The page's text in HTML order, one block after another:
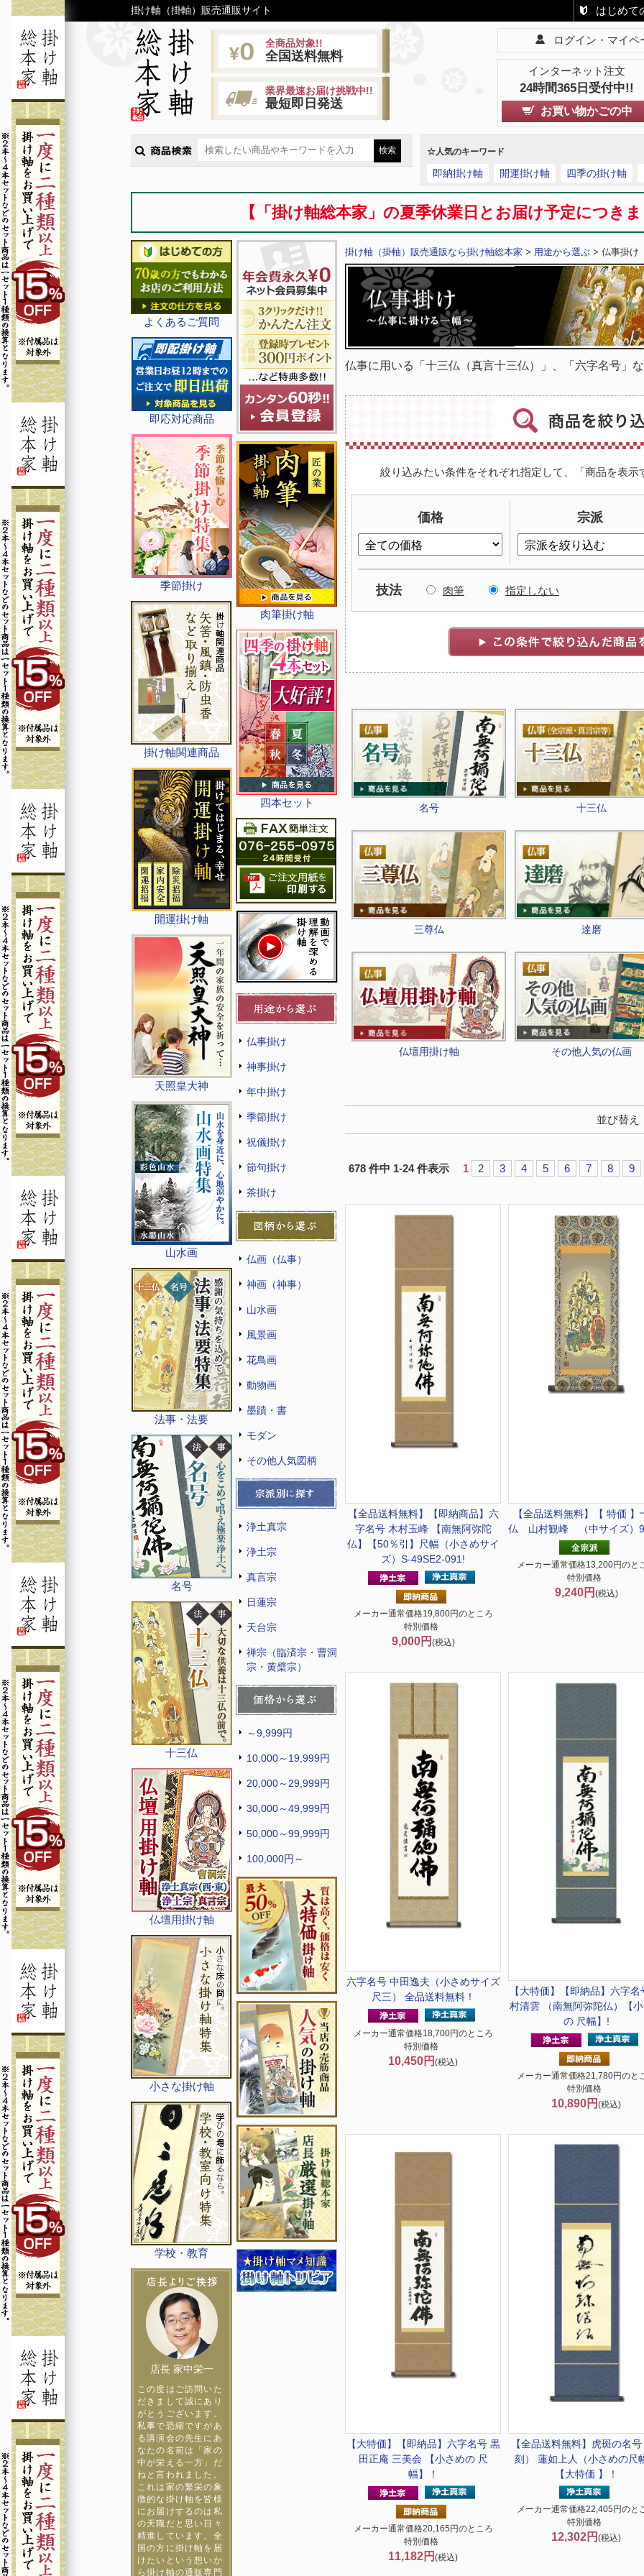
掛け軸（掛軸）販売通販サイト はじめて
全商品対象!!
全国送料無料
業界最速お届け挑戦中!!
最短即日発送
ログイン・マイペ
インターネット注文
24時間365日受付中!!
お買い物かごの中
☆人気のキーワード
即納掛け軸 開運掛け軸 四季の掛け軸
【「掛け軸総本家」の夏季休業日とお届け予定につ
よくあるご質問
即応対応商品
季節掛け
掛け軸関連商品
開運掛け軸
天照皇大神
山水画
法事・法要
名号
十三仏
仏壇用掛け軸
小さな掛け軸
学校・教育
店長 家中栄一
この度はご訪問いた
だきまして誠にあり
がとうございます。
私事で恐縮ですがあ
る講演会の先生にあ
なたの名前は「家の
中が栄える一方」だ
ねと言われました。
これは家の繁栄の象
徴的な掛け軸を皆様
にお届けするのは私
の天職だと思い日々
精進しています。全
国の方に掛け軸を届
けたいという想いか
ら掛け軸の通販専門
肉筆掛け軸
四本セット
仏事掛け
神事掛け
年中掛け
季節掛け
祝儀掛け
節句掛け
茶掛け
仏画（仏事）
神画（神事）
山水画
風景画
花鳥画
動物画
墨蹟・書
モダン
その他人気図柄
浄土真宗
浄土宗
真言宗
日蓮宗
天台宗
禅宗（臨済宗・曹洞
宗・黄檗宗）
～9,999円
10,000～19,999円
20,000～29,999円
30,000～49,999円
50,000～99,999円
100,000円～
掛け軸（掛軸）販売通販なら掛け軸総本家 > 用途から選ぶ > 仏事掛け
仏事に用いる「十三仏（真言十三仏）」、「六字名号」
絞り込みたい条件をそれぞれ指定して、「商品を表
価格 宗派
技法 肉筆 指定しない
名号 十三仏
三尊仏 達磨
仏壇用掛け軸 その他人気の仏画
並び替え
678 件中 1-24 件表示 1 2 3 4 5 6 7 8 9
【全品送料無料】
【即納商品】六
字名号 木村玉峰 【南無阿弥陀
仏】【50％引】尺幅（小さめサイ
ズ）S-49SE2-091!
メーカー通常価格19,800円のところ
特別価格
9,000円 (税込)
【全品送料無料】
【 特価 】
仏 山村観峰 （中サイズ）
メーカー通常価格13,200円のと
特別価格
9,240円 (税込)
六字名号 中田逸夫（小さめサイズ
尺三） 全品送料無料！
メーカー通常価格18,700円のところ
特別価格
10,450円 (税込)
【大特価】
【即納品】六字名
村清雲 （南無阿弥陀仏）【
の 尺幅】!
メーカー通常価格21,780円のと
特別価格
10,890円 (税込)
【大特価】
【即納品】六字名号 黒
田正庵 三美会 【小さめの 尺
幅】！
メーカー通常価格20,165円のところ
特別価格
11,182円 (税込)
【全品送料無料】
虎斑の名
刻） 蓮如上人（小さめの尺
【大特価 】！
メーカー通常価格22,405円のと
特別価格
12,302円 (税込)